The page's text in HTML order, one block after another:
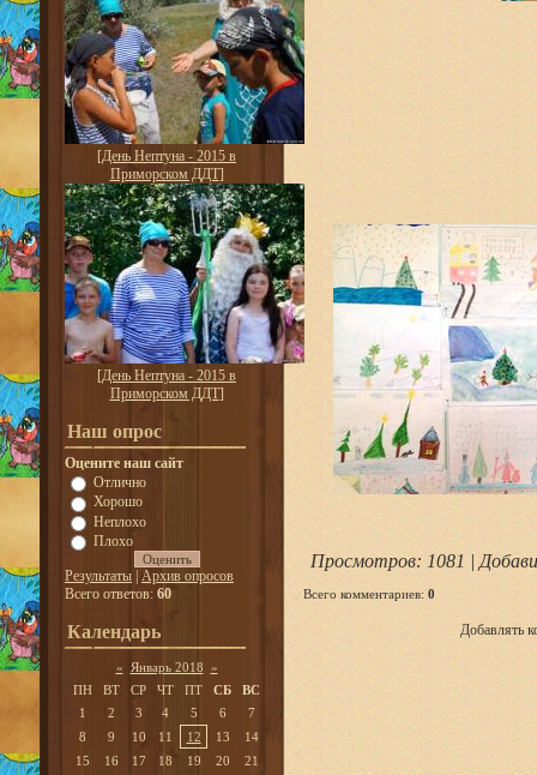
[День Нептуна - 2015 в
Приморском ДДТ]
[День Нептуна - 2015 в
Приморском ДДТ]
Наш опрос
Оцените наш сайт
Отлично
Хорошо
Неплохо
Плохо
Результаты Архив опросов
Всего ответов: 60
Календарь
« Январь 2018 »
ПН
ВТ СР ЧТ ПТ СБ
ВС
1
2 3 4 5 6
7
8
9 10 11 12 13
14
15
16 17 18 19 20
21
Просмотров: 1081 |
Всего комментариев: 0
Добавлять